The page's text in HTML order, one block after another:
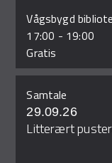
Vågsbygd
17:00 - 19:00
Gratis
Samtale
29.09.26
Litterært